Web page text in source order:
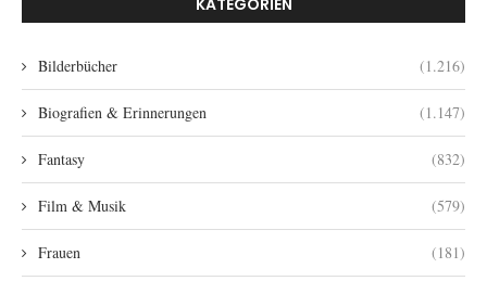
Bilderbücher (1.216)
Biografien & Erinnerungen (1.147)
Fantasy (832)
Film & Musik (579)
Frauen (181)